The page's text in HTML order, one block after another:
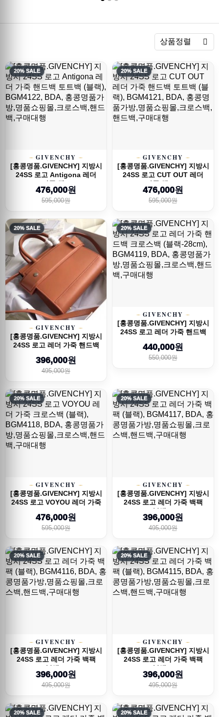
상품정렬
20% SALE
GIVENCHY
[홍콩명품.GIVENCHY] 지방시
24SS 로고 Antigona 레더
가죽 핸...
476,000원
595,000원
20% SALE
GIVENCHY
[홍콩명품.GIVENCHY] 지방시
24SS 로고 CUT OUT 레더
가죽 핸드...
476,000원
595,000원
20% SALE
GIVENCHY
[홍콩명품.GIVENCHY] 지방시
24SS 로고 레더 가죽 핸드백
396,000원
495,000원
20% SALE
GIVENCHY
[홍콩명품.GIVENCHY] 지방시
24SS 로고 레더 가죽 핸드백
440,000원
550,000원
20% SALE
GIVENCHY
[홍콩명품.GIVENCHY] 지방시
24SS 로고 VOYOU 레더 가죽
476,000원
595,000원
20% SALE
GIVENCHY
[홍콩명품.GIVENCHY] 지방시
24SS 로고 레더 가죽 백팩
(블랙),...
396,000원
495,000원
20% SALE
GIVENCHY
[홍콩명품.GIVENCHY] 지방시
24SS 로고 레더 가죽 백팩
(블랙),...
396,000원
495,000원
20% SALE
GIVENCHY
[홍콩명품.GIVENCHY] 지방시
24SS 로고 레더 가죽 백팩
(블랙),...
396,000원
495,000원
20% SALE 20% SALE